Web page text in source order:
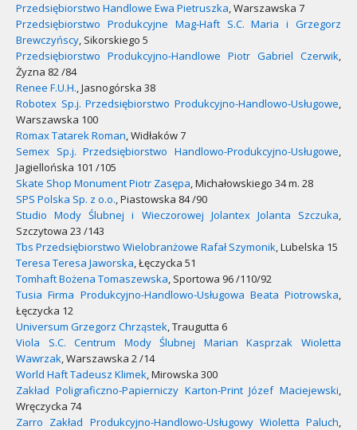
Przedsiębiorstwo Handlowe Ewa Pietruszka, Warszawska 7
Przedsiębiorstwo Produkcyjne Mag-Haft S.C. Maria i Grzegorz
Brewczyńscy, Sikorskiego 5
Przedsiębiorstwo Produkcyjno-Handlowe Piotr Gabriel Czerwik,
Żyzna 82 /84
Renee F.U.H., Jasnogórska 38
Robotex Sp.j. Przedsiębiorstwo Produkcyjno-Handlowo-Usługowe,
Warszawska 100
Romax Tatarek Roman, Widłaków 7
Semex Sp.j. Przedsiębiorstwo Handlowo-Produkcyjno-Usługowe,
Jagiellońska 101 /105
Skate Shop Monument Piotr Zasępa, Michałowskiego 34 m. 28
SPS Polska Sp. z o.o., Piastowska 84 /90
Studio Mody Ślubnej i Wieczorowej Jolantex Jolanta Szczuka,
Szczytowa 23 /143
Tbs Przedsiębiorstwo Wielobranżowe Rafał Szymonik, Lubelska 15
Teresa Teresa Jaworska, Łęczycka 51
Tomhaft Bożena Tomaszewska, Sportowa 96 /110/92
Tusia Firma Produkcyjno-Handlowo-Usługowa Beata Piotrowska,
Łęczycka 12
Universum Grzegorz Chrząstek, Traugutta 6
Viola S.C. Centrum Mody Ślubnej Marian Kasprzak Wioletta
Wawrzak, Warszawska 2 /14
World Haft Tadeusz Klimek, Mirowska 300
Zakład Poligraficzno-Papierniczy Karton-Print Józef Maciejewski,
Wręczycka 74
Zarro Zakład Produkcyjno-Handlowo-Usługowy Wioletta Paluch,